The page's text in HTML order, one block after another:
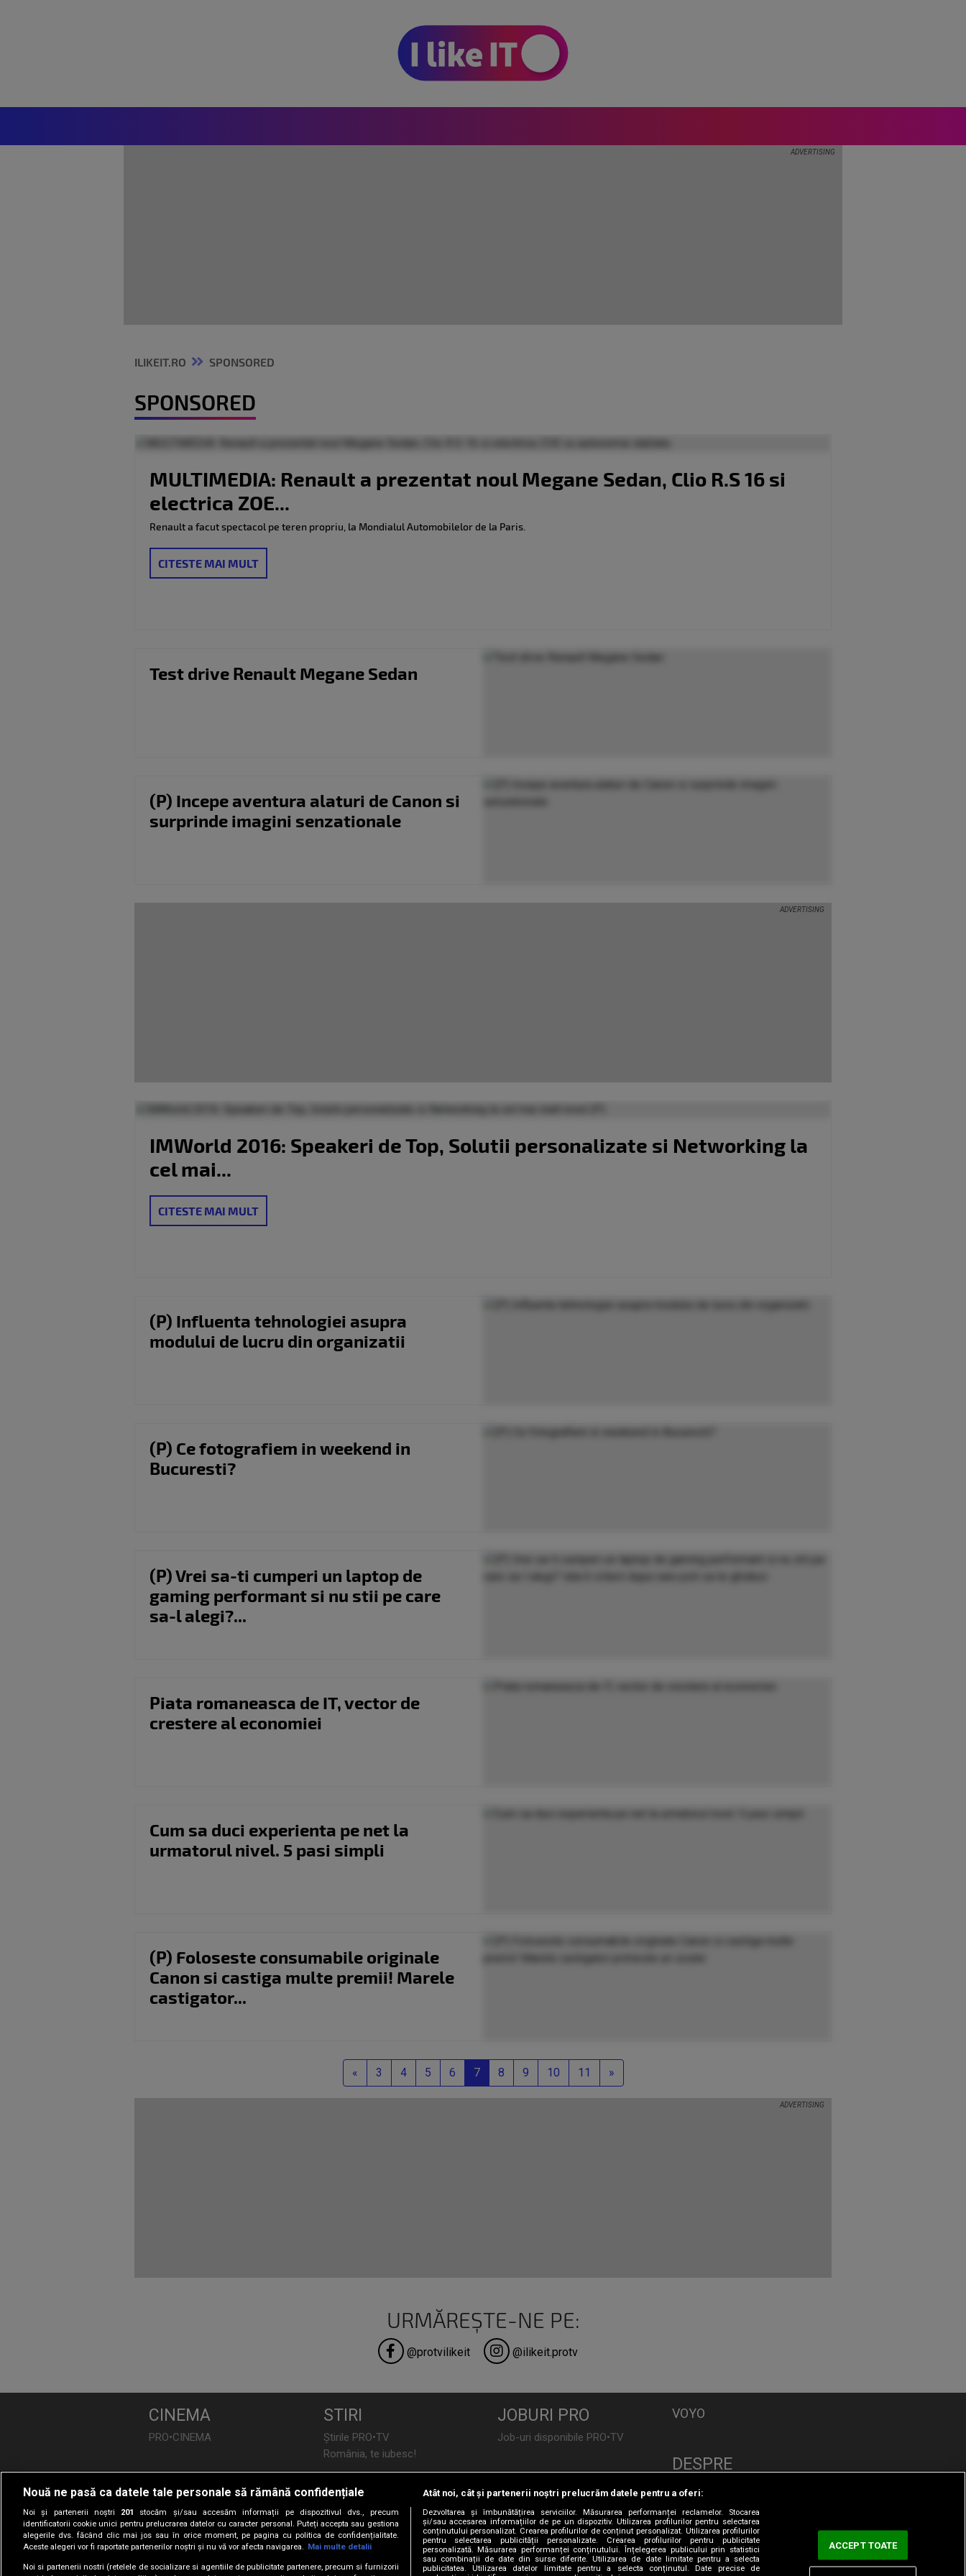
ILIKEIT.RO SPONSORED
SPONSORED
MULTIMEDIA: Renault a prezentat noul Megane Sedan, Clio R.S 16 si
electrica ZOE...
Renault a facut spectacol pe teren propriu, la Mondialul Automobilelor de la Paris.
CITESTE MAI MULT
Test drive Renault Megane Sedan
(P) Incepe aventura alaturi de Canon si
surprinde imagini senzationale
IMWorld 2016: Speakeri de Top, Solutii personalizate si Networking la
cel mai...
CITESTE MAI MULT
(P) Influenta tehnologiei asupra
modului de lucru din organizatii
(P) Ce fotografiem in weekend in
Bucuresti?
(P) Vrei sa-ti cumperi un laptop de
gaming performant si nu stii pe care
sa-l alegi?...
Piata romaneasca de IT, vector de
crestere al economiei
Cum sa duci experienta pe net la
urmatorul nivel. 5 pasi simpli
(P) Foloseste consumabile originale
Canon si castiga multe premii! Marele
castigator...
«Previous
3 4 5 6 7 8 9 10 11 »Next
URMĂREȘTE-NE PE:
@protvilikeit @ilikeit.protv
CINEMA
PRO•CINEMA
DIVERTISMENT
PRO•TV
Românii au Talent
Vocea României
Las Fierbinți
Apropo TV
STIRI
Știrile PRO•TV
România, te iubesc!
TEHNOLOGIE
I Like IT
SPORT
JOBURI PRO
Job-uri disponibile PRO•TV
LIFESTYLE
Doctor de Bine
Acasă
Acasă Gold
Perfecte
DeBărbați
VOYO
DESPRE
Politica de Confidențialitate
CNA
Nouă ne pasă ca datele tale personale să rămână confidențiale
Noi și partenerii noștri 201
stocăm și/sau accesăm informații pe dispozitivul dvs., precum
identificatorii cookie unici pentru prelucrarea datelor cu caracter personal. Puteți accepta sau gestiona
alegerile dvs. făcând clic mai jos sau în orice moment, pe pagina cu politica de confidențialitate.
Aceste alegeri vor fi raportate partenerilor noștri și nu vă vor afecta navigarea.
Mai multe detalii
Noi si partenerii nostri (retelele de socializare si agentiile de publicitate partenere, precum si furnizorii
Atât noi, cât și partenerii noștri prelucrăm datele pentru a oferi:
Dezvoltarea și îmbunătățirea serviciilor. Măsurarea performanței reclamelor. Stocarea
și/sau accesarea informațiilor de pe un dispozitiv. Utilizarea profilurilor pentru selectarea
conținutului personalizat. Crearea profilurilor de conținut personalizat. Utilizarea profilurilor
pentru selectarea publicității personalizate. Crearea profilurilor pentru publicitate
personalizată. Măsurarea performanței conținutului. Înțelegerea publicului prin statistici
sau combinații de date din surse diferite. Utilizarea de date limitate pentru a selecta
publicitatea. Utilizarea datelor limitate pentru a selecta conținutul. Date precise de
ACCEPT TOATE